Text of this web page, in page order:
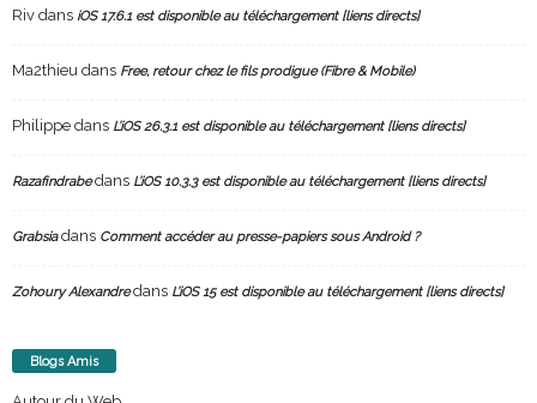
Riv dans iOS 17.6.1 est disponible au téléchargement [liens directs]
Ma2thieu dans Free, retour chez le fils prodigue (Fibre & Mobile)
Philippe dans L’iOS 26.3.1 est disponible au téléchargement [liens directs]
Razafindrabedans L’iOS 10.3.3 est disponible au téléchargement [liens directs]
Grabsiadans Comment accéder au presse-papiers sous Android ?
Zohoury Alexandredans L’iOS 15 est disponible au téléchargement [liens directs]
Blogs Amis